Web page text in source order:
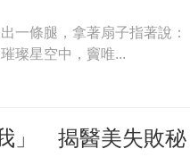
一條腿，拿著扇子指著說：
璨星空中，竇唯...
」 揭醫美失敗秘